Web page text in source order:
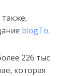
blogTo.
226 тыс
которая